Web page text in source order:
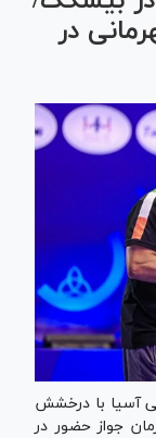
در
آسیا با درخشش
۴ نماینده کشورمان جواز حضور در